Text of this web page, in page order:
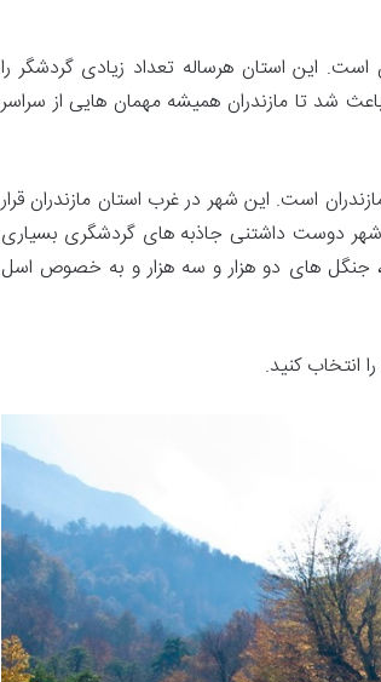
این استان هرساله تعداد زیادی گردشگر را
شد تا مازندران همیشه مهمان­ هایی از سراسر
است. این شهر در غرب استان مازندران قرار
دوست داشتنی جاذبه­ های گردشگری بسیاری
جنگل­ های دو هزار و سه هزار و به‌ خصوص اسل
انتخاب کنید.